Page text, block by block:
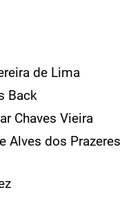
de Lima
Back
Chaves Vieira
Alves dos Prazeres